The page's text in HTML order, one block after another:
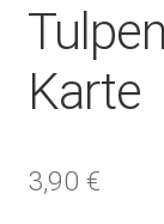
Karte
3,90 €